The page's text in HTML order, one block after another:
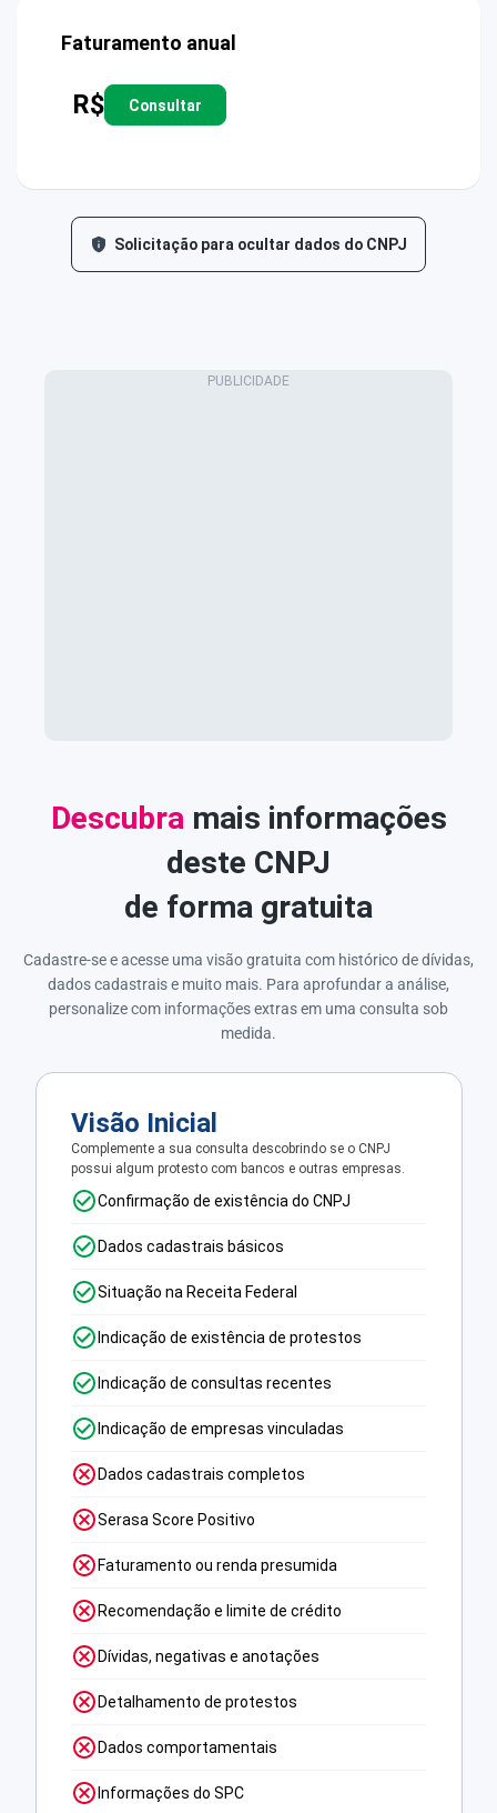
Faturamento anual
R$ Consultar
Solicitação para ocultar dados do CNPJ
Descubra mais informações
deste CNPJ
de forma gratuita
Cadastre-se e acesse uma visão gratuita com histórico de dívidas,
dados cadastrais e muito mais. Para aprofundar a análise,
personalize com informações extras em uma consulta sob
medida.
Visão Inicial
Complemente a sua consulta descobrindo se o CNPJ
possui algum protesto com bancos e outras empresas.
Confirmação de existência do CNPJ
Dados cadastrais básicos
Situação na Receita Federal
Indicação de existência de protestos
Indicação de consultas recentes
Indicação de empresas vinculadas
Dados cadastrais completos
Serasa Score Positivo
Faturamento ou renda presumida
Recomendação e limite de crédito
Dívidas, negativas e anotações
Detalhamento de protestos
Dados comportamentais
Informações do SPC